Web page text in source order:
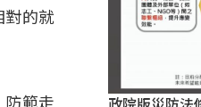
對的就